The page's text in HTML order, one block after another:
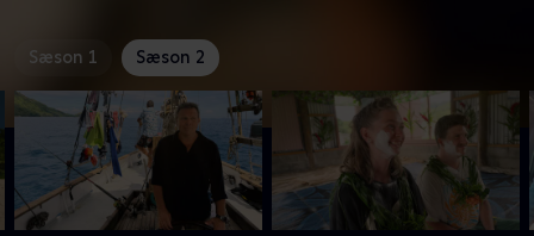
Sæson 1 Sæson 2